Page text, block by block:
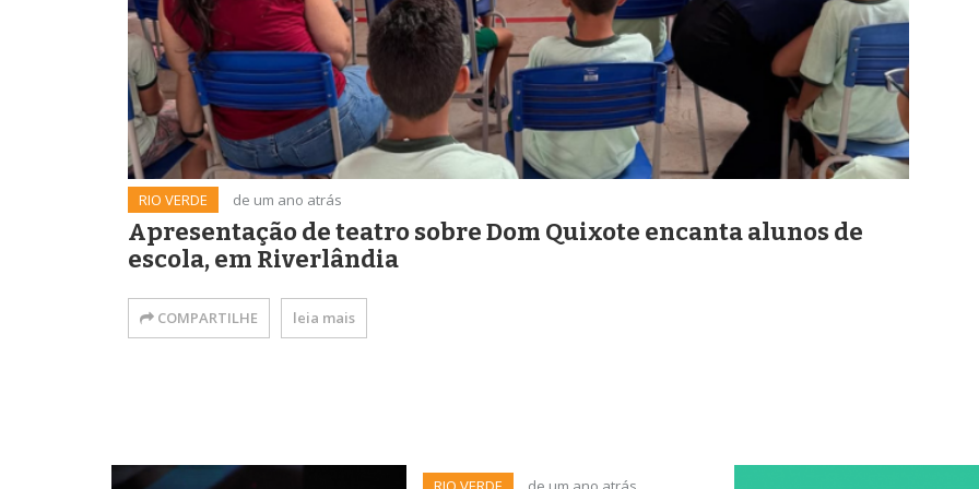
RIO VERDE de um ano atrás
Apresentação de teatro sobre Dom Quixote encanta alunos de
escola, em Riverlândia
COMPARTILHE leia mais